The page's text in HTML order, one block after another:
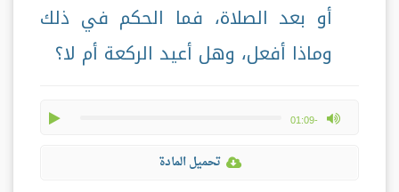
أو بعد الصلاة، فما الحكم في ذلك
وماذا أفعل، وهل أعيد الركعة أم لا؟
-01:09
max volume
تحميل المادة